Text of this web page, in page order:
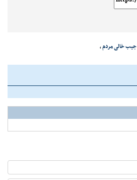
جیب خالی مردم،